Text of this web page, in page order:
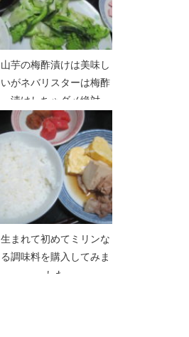
山芋の梅酢漬けは美味し
いがネバリスターは梅酢
漬けしちゃダメ絶対
生まれて初めてミリンな
る調味料を購入してみま
した